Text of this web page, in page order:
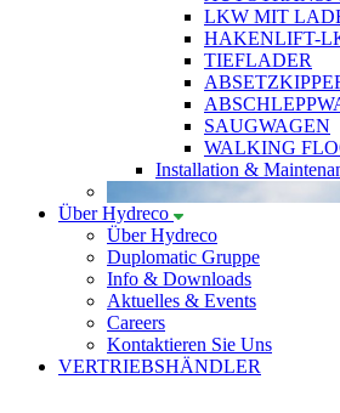
LKW MIT
HAKENLIFT-
TIEFLADER
SAUGWAGEN
WALKING
Installation &
Über Hydreco
Über Hydreco
Duplomatic Gruppe
Info & Downloads
Aktuelles & Events
Careers
Kontaktieren Sie Uns
VERTRIEBSHÄNDLER